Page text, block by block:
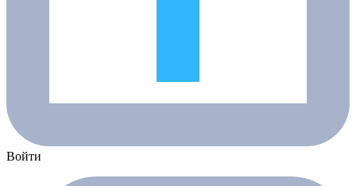
Войти